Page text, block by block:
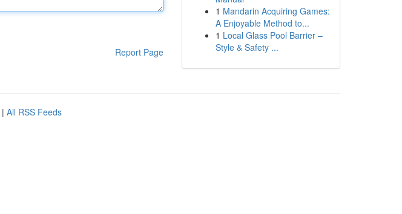
Report Page
1 Mandarin Acquiring Games:
A Enjoyable Method to...
1 Local Glass Pool Barrier –
Style & Safety ...
| All RSS Feeds